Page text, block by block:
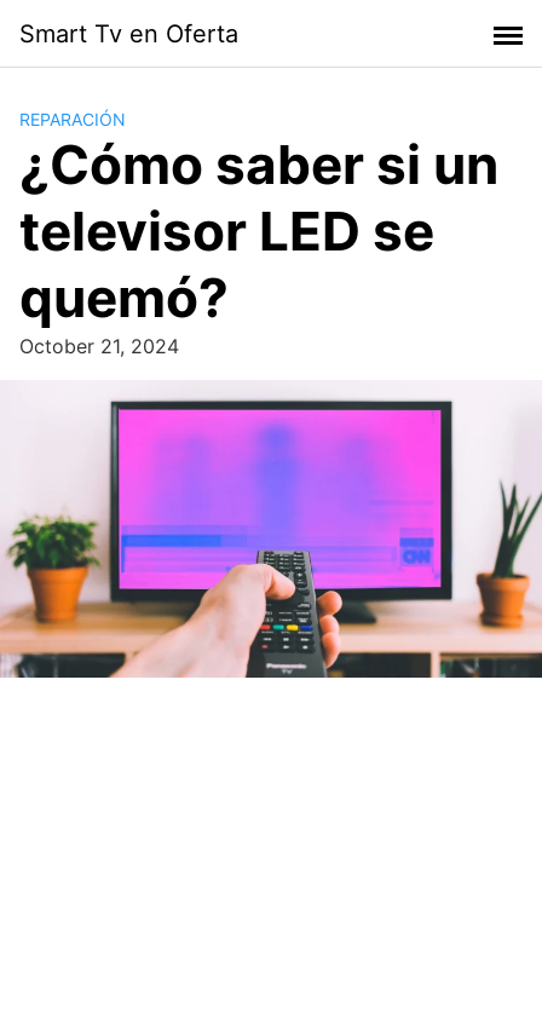
content
Smart Tv en Oferta
REPARACIÓN
¿Cómo saber si un
televisor LED se
quemó?
October 21, 2024